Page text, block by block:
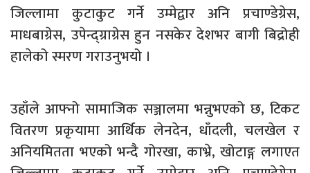
जिल्लामा कुटाकुट गर्ने उम्मेद्वार अनि प्रचाण्डेग्रेस,
माधबाग्रेस, उपेन्द्ग्राग्रेस हुन नसकेर देशभर बागी बिद्रोही
हालेको स्मरण गराउनुभयो ।
उहाँले आफ्नो सामाजिक सञ्जालमा भन्नुभएको छ, टिकट
वितरण प्रकृयामा आर्थिक लेनदेन, धाँदली, चलखेल र
अनियमितता भएको भन्दै गोरखा, काभ्रे, खोटाङ्ग लगाएत